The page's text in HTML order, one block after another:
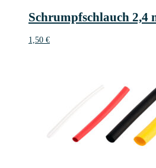
Schrumpfschlauch 2,4
1,50 €